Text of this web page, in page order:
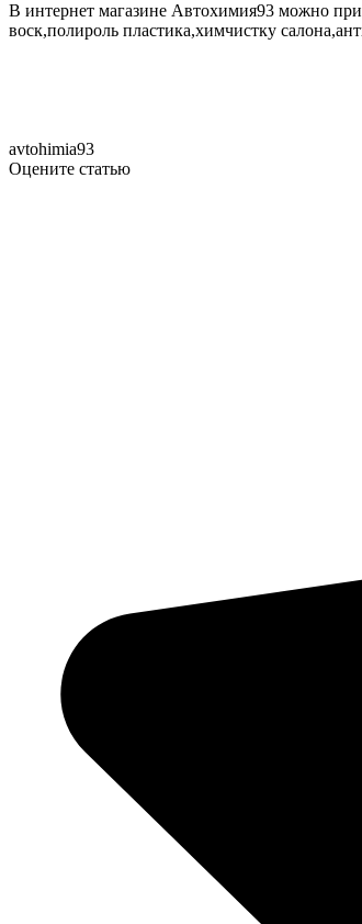
В интернет магазине Автохимия93 можно
воск,полироль пластика,химчистку
avtohimia93
Оцените статью